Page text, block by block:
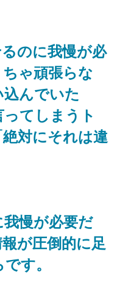
のに我慢が必
ゃ頑張らな
んでいた
てしまうト
対にそれは違
慢が必要だ
が圧倒的に足
す。